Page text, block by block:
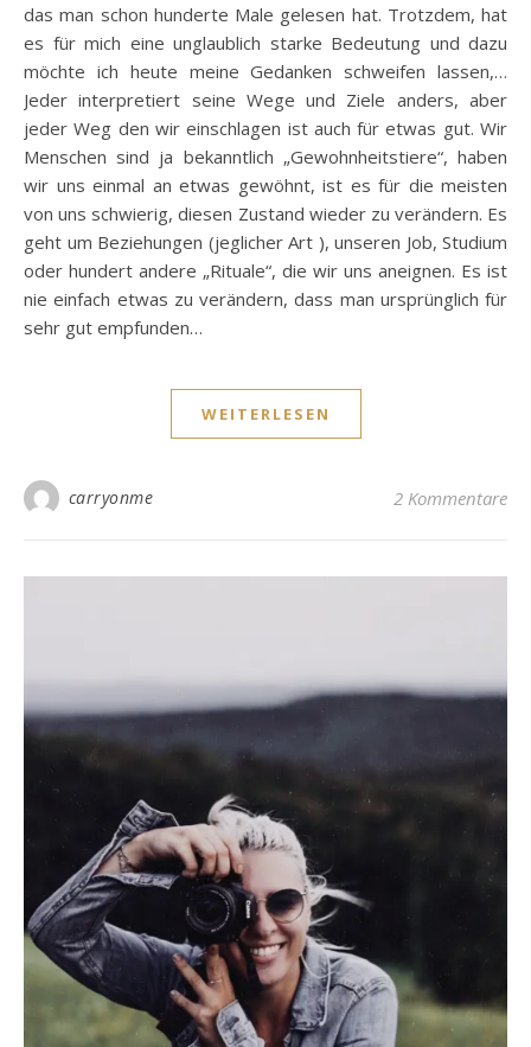
das man schon hunderte Male gelesen hat. Trotzdem, hat
es für mich eine unglaublich starke Bedeutung und dazu
möchte ich heute meine Gedanken schweifen lassen,…
Jeder interpretiert seine Wege und Ziele anders, aber
jeder Weg den wir einschlagen ist auch für etwas gut. Wir
Menschen sind ja bekanntlich „Gewohnheitstiere“, haben
wir uns einmal an etwas gewöhnt, ist es für die meisten
von uns schwierig, diesen Zustand wieder zu verändern. Es
geht um Beziehungen (jeglicher Art ), unseren Job, Studium
oder hundert andere „Rituale“, die wir uns aneignen. Es ist
nie einfach etwas zu verändern, dass man ursprünglich für
sehr gut empfunden…
WEITERLESEN
carryonme 2 Kommentare